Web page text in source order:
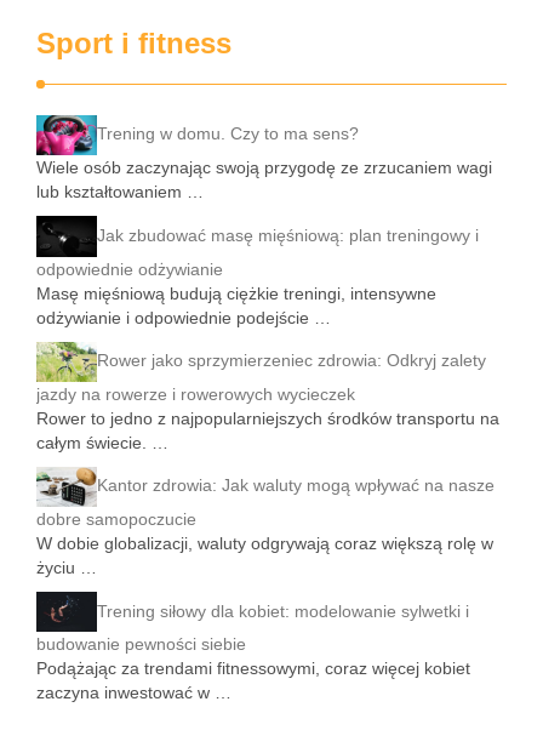
Sport i fitness
Trening w domu. Czy to ma sens?
Wiele osób zaczynając swoją przygodę ze zrzucaniem wagi
lub kształtowaniem …
Jak zbudować masę mięśniową: plan treningowy i
odpowiednie odżywianie
Masę mięśniową budują ciężkie treningi, intensywne
odżywianie i odpowiednie podejście …
Rower jako sprzymierzeniec zdrowia: Odkryj zalety
jazdy na rowerze i rowerowych wycieczek
Rower to jedno z najpopularniejszych środków transportu na
całym świecie. …
Kantor zdrowia: Jak waluty mogą wpływać na nasze
dobre samopoczucie
W dobie globalizacji, waluty odgrywają coraz większą rolę w
życiu …
Trening siłowy dla kobiet: modelowanie sylwetki i
budowanie pewności siebie
Podążając za trendami fitnessowymi, coraz więcej kobiet
zaczyna inwestować w …